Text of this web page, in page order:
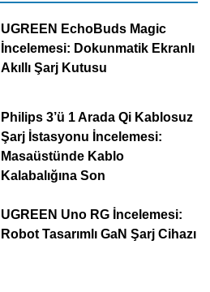
UGREEN EchoBuds Magic
İncelemesi: Dokunmatik Ekranlı
Akıllı Şarj Kutusu
Philips 3’ü 1 Arada Qi Kablosuz
Şarj İstasyonu İncelemesi:
Masaüstünde Kablo
Kalabalığına Son
UGREEN Uno RG İncelemesi:
Robot Tasarımlı GaN Şarj Cihazı